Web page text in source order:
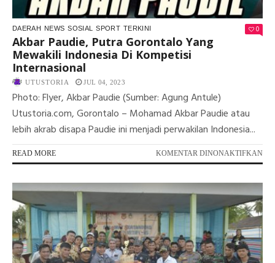
DAERAH NEWS SOSIAL SPORT TERKINI 0
Akbar Paudie, Putra Gorontalo Yang
Mewakili Indonesia Di Kompetisi
Internasional
UTUSTORIA JUL 04, 2023
Photo: Flyer, Akbar Paudie (Sumber: Agung Antule)
Utustoria.com, Gorontalo – Mohamad Akbar Paudie atau
lebih akrab disapa Paudie ini menjadi perwakilan Indonesia...
READ MORE KOMENTAR DINONAKTIFKAN